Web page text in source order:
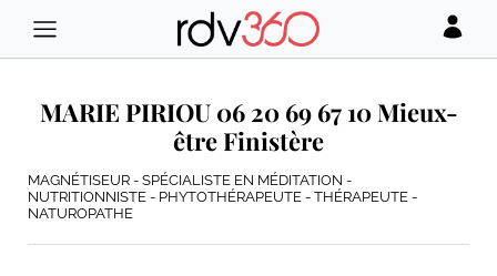
MARIE PIRIOU 06 20 69 67 10 Mieux-
être Finistère
MAGNÉTISEUR - SPÉCIALISTE EN MÉDITATION -
NUTRITIONNISTE - PHYTOTHÉRAPEUTE - THÉRAPEUTE -
NATUROPATHE